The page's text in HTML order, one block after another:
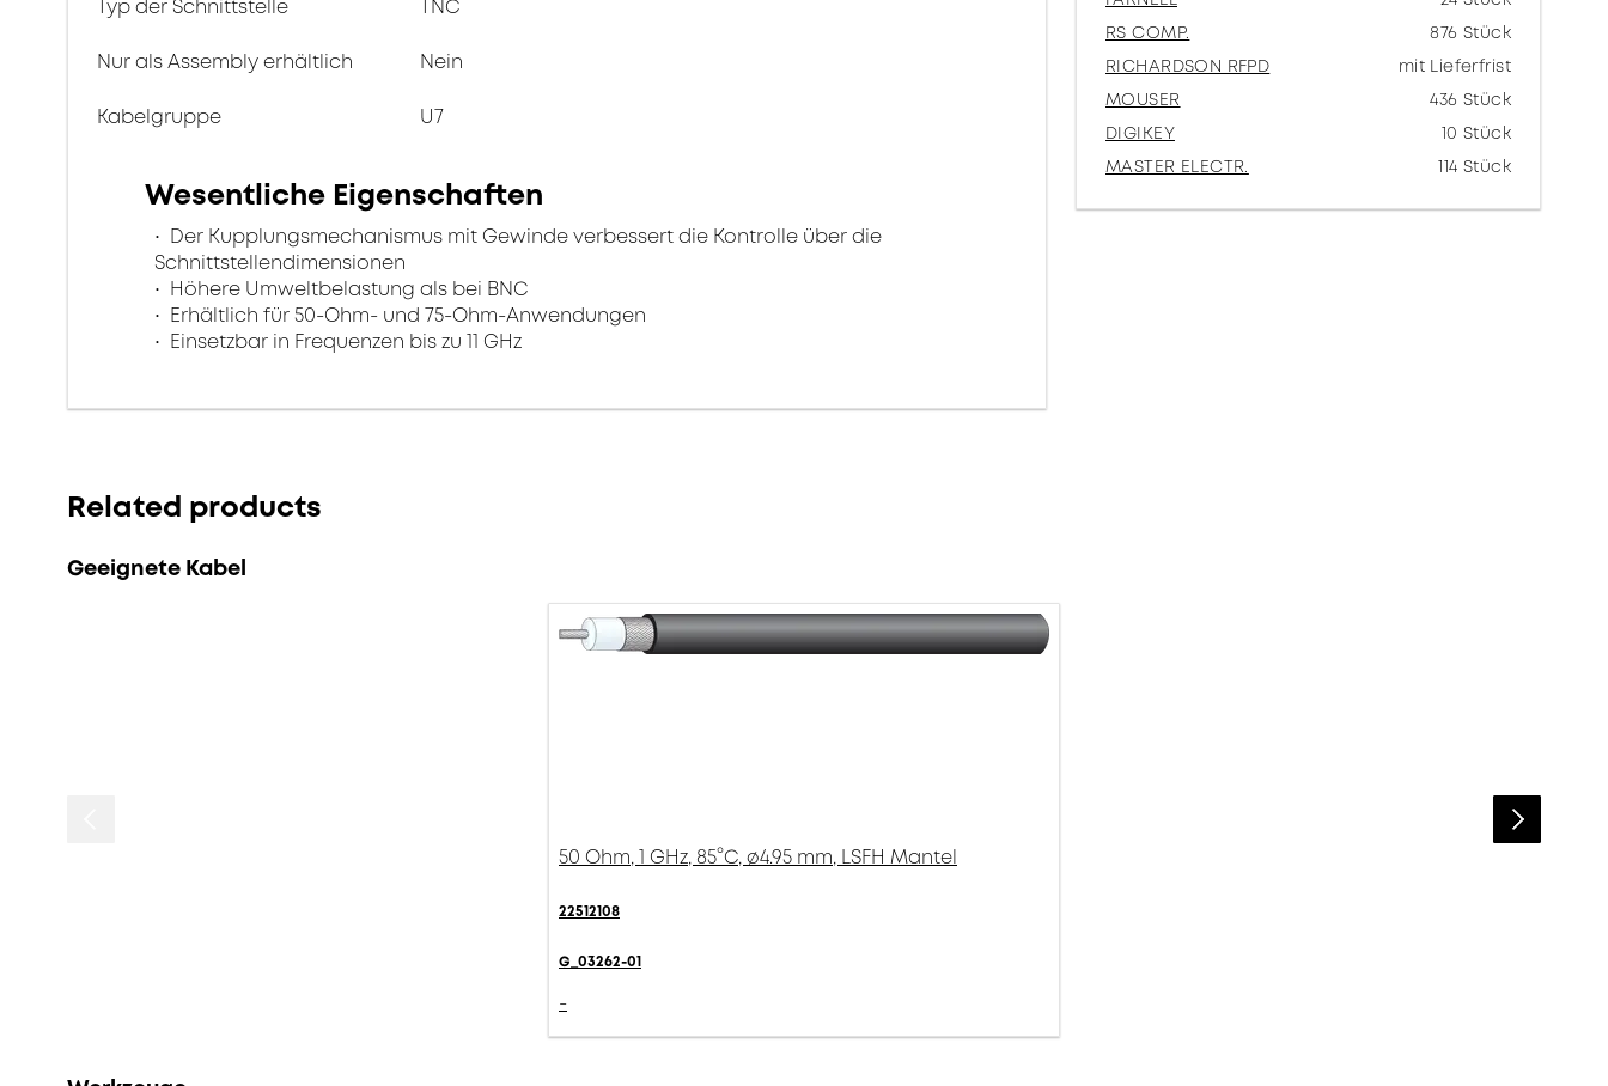
Typ der Schnittstelle TNC
Nur als Assembly erhältlich Nein
Kabelgruppe U7
Wesentliche Eigenschaften
Der Kupplungsmechanismus mit Gewinde verbessert die Kontrolle über die
Schnittstellendimensionen
Höhere Umweltbelastung als bei BNC
Erhältlich für 50-Ohm- und 75-Ohm-Anwendungen
Einsetzbar in Frequenzen bis zu 11 GHz
RS COMP.
876 Stück
RICHARDSON RFPD
mit Lieferfrist
MOUSER
436 Stück
DIGIKEY
10 Stück
MASTER ELECTR.
114 Stück
Related products
Geeignete Kabel
50 Ohm, 1 GHz, 85°C, ø4.95 mm, LSFH Mantel
22512108
G_03262-01
-